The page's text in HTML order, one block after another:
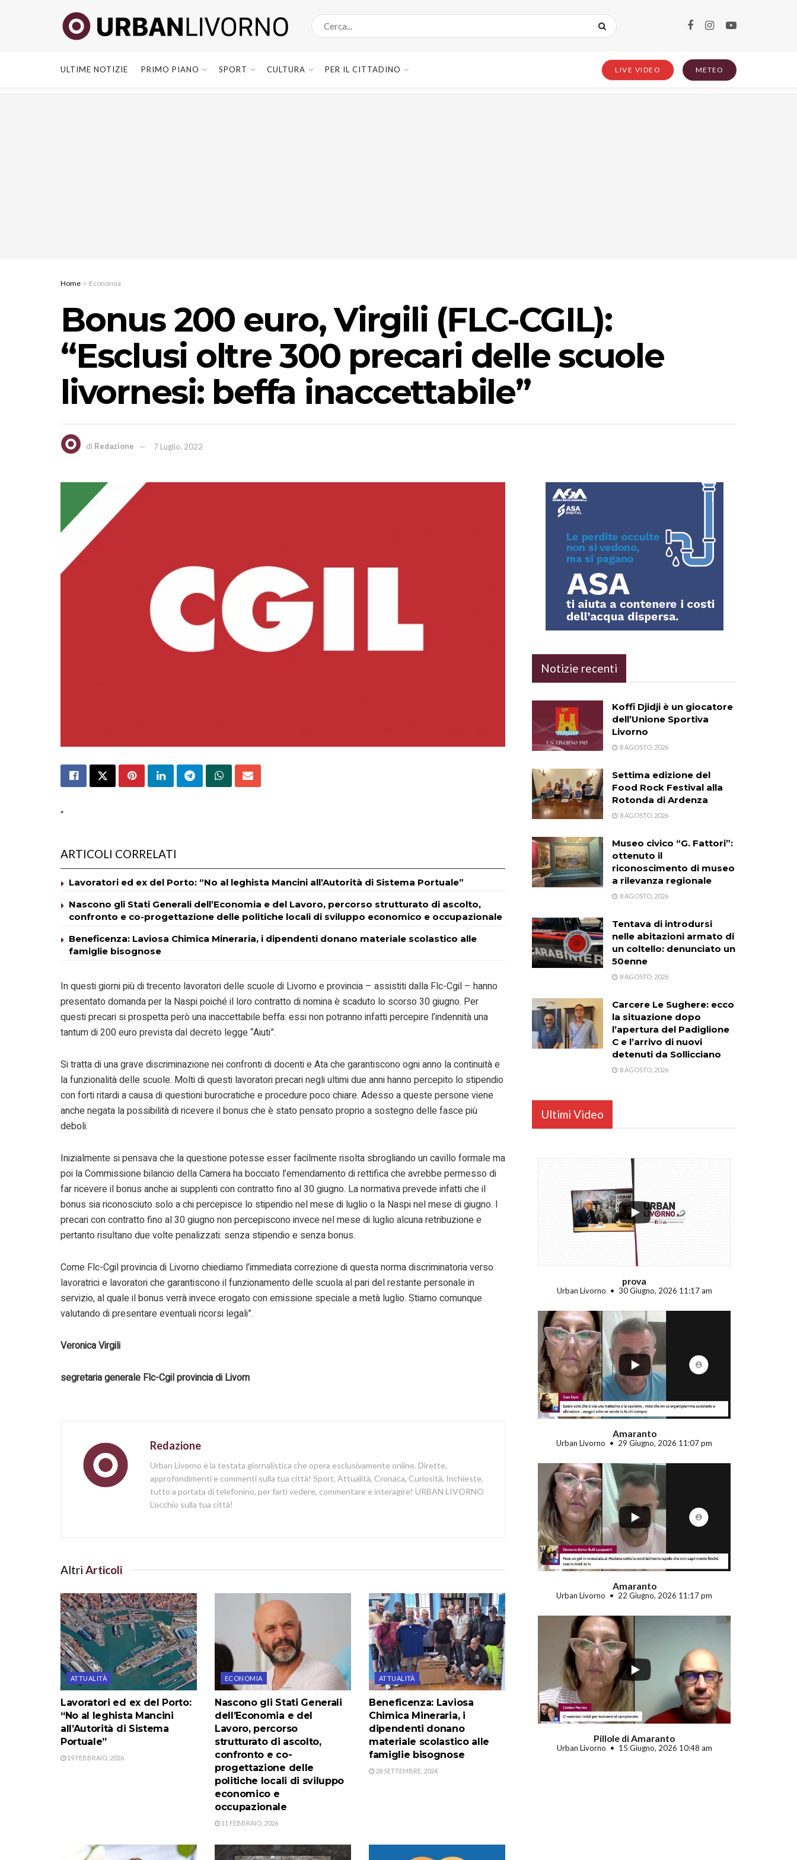
ULTIME NOTIZIE PRIMO PIANO SPORT CULTURA PER IL CITTADINO LIVE VIDEO METEO
Home Economia
Bonus 200 euro, Virgili (FLC-CGIL):
“Esclusi oltre 300 precari delle scuole
livornesi: beffa inaccettabile”
di Redazione 7 Luglio, 2022
“
ARTICOLI CORRELATI
Lavoratori ed ex del Porto: “No al leghista Mancini all’Autorità di Sistema Portuale”
Nascono gli Stati Generali dell’Economia e del Lavoro, percorso strutturato di ascolto,
confronto e co-progettazione delle politiche locali di sviluppo economico e occupazionale
Beneficenza: Laviosa Chimica Mineraria, i dipendenti donano materiale scolastico alle
famiglie bisognose
In questi giorni più di trecento lavoratori delle scuole di Livorno e provincia – assistiti dalla Flc-Cgil – hanno
presentato domanda per la Naspi poiché il loro contratto di nomina è scaduto lo scorso 30 giugno. Per
questi precari si prospetta però una inaccettabile beffa: essi non potranno infatti percepire l’indennità una
tantum di 200 euro prevista dal decreto legge “Aiuti”.
Si tratta di una grave discriminazione nei confronti di docenti e Ata che garantiscono ogni anno la continuità e
la funzionalità delle scuole. Molti di questi lavoratori precari negli ultimi due anni hanno percepito lo stipendio
con forti ritardi a causa di questioni burocratiche e procedure poco chiare. Adesso a queste persone viene
anche negata la possibilità di ricevere il bonus che è stato pensato proprio a sostegno delle fasce più
deboli.
Inizialmente si pensava che la questione potesse esser facilmente risolta sbrogliando un cavillo formale ma
poi la Commissione bilancio della Camera ha bocciato l’emendamento di rettifica che avrebbe permesso di
far ricevere il bonus anche ai supplenti con contratto fino al 30 giugno. La normativa prevede infatti che il
bonus sia riconosciuto solo a chi percepisce lo stipendio nel mese di luglio o la Naspi nel mese di giugno. I
precari con contratto fino al 30 giugno non percepiscono invece nel mese di luglio alcuna retribuzione e
pertanto risultano due volte penalizzati: senza stipendio e senza bonus.
Come Flc-Cgil provincia di Livorno chiediamo l’immediata correzione di questa norma discriminatoria verso
lavoratrici e lavoratori che garantiscono il funzionamento delle scuola al pari del restante personale in
servizio, al quale il bonus verrà invece erogato con emissione speciale a metà luglio. Stiamo comunque
valutando di presentare eventuali ricorsi legali”.
Veronica Virgili
segretaria generale Flc-Cgil provincia di Livorn
Redazione
Urban Livorno è la testata giornalistica che opera esclusivamente online. Dirette,
approfondimenti e commenti sulla tua città! Sport, Attualità, Cronaca, Curiosità, Inchieste,
tutto a portata di telefonino, per farti vedere, commentare e interagire! URBAN LIVORNO
L'occhio sulla tua città!
Altri Articoli
ATTUALITÀ
Lavoratori ed ex del Porto:
“No al leghista Mancini
all’Autorità di Sistema
Portuale”
19 FEBBRAIO, 2026
ECONOMIA
Nascono gli Stati Generali
dell’Economia e del
Lavoro, percorso
strutturato di ascolto,
confronto e co-
progettazione delle
politiche locali di sviluppo
economico e
occupazionale
11 FEBBRAIO, 2026
ATTUALITÀ
Beneficenza: Laviosa
Chimica Mineraria, i
dipendenti donano
materiale scolastico alle
famiglie bisognose
28 SETTEMBRE, 2024
Notizie recenti
Koffi Djidji è un giocatore
dell’Unione Sportiva
Livorno
8 AGOSTO, 2026
Settima edizione del
Food Rock Festival alla
Rotonda di Ardenza
8 AGOSTO, 2026
Museo civico “G. Fattori”:
ottenuto il
riconoscimento di museo
a rilevanza regionale
8 AGOSTO, 2026
Tentava di introdursi
nelle abitazioni armato di
un coltello: denunciato un
50enne
8 AGOSTO, 2026
Carcere Le Sughere: ecco
la situazione dopo
l’apertura del Padiglione
C e l’arrivo di nuovi
detenuti da Sollicciano
8 AGOSTO, 2026
Ultimi Video
...
prova
Urban Livorno 30 Giugno, 2026 11:17 am
...
Amaranto
Urban Livorno 29 Giugno, 2026 11:07 pm
...
Amaranto
Urban Livorno 22 Giugno, 2026 11:17 pm
Pillole di Amaranto
Urban Livorno 15 Giugno, 2026 10:48 am